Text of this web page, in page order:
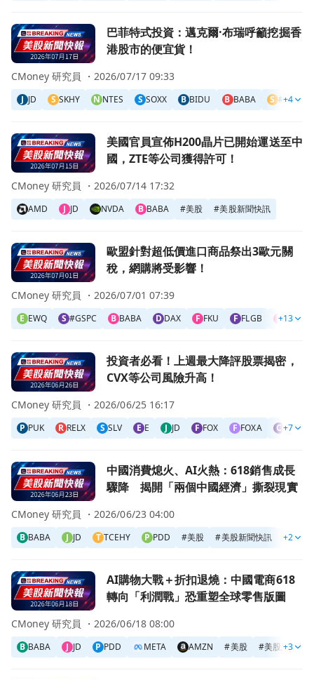
前往巴菲特式投資：邁克爾·布瑞呼籲挖掘香港股市的便宜貨
巴菲特式投資：邁克爾·布瑞呼籲挖掘香
港股市的便宜貨！
J JD S SKHY N NTES S SOXX B BIDU B BABA S #GSPC
+4
CMoney 研究員 ・2026/07/17 09:33
前往美國官員宣佈H200晶片已開始運送至中國，ZTE等公司
美國官員宣佈H200晶片已開始運送至中
國，ZTE等公司獲得許可！
AMD J JD NVDA B BABA #美股 #美股新聞快訊
CMoney 研究員 ・2026/07/14 17:32
前往歐盟針對超低價進口商品祭出3歐元關稅，網購將受影響
歐盟針對超低價進口商品祭出3歐元關
稅，網購將受影響！
E EWQ S #GSPC B BABA D DAX F FKU F FLGB F FLGR
+13
CMoney 研究員 ・2026/07/01 07:39
前往投資者必看！上週最大降評股票揭密，CVX等公司風險
投資者必看！上週最大降評股票揭密，
CVX等公司風險升高！
P PUK R RELX S SLV E E J JD F FOX F FOXA C CVX
+7
CMoney 研究員 ・2026/06/25 16:17
前往中國消費熄火、AI火熱：618銷售成長驟降 揭開「兩個
中國消費熄火、AI火熱：618銷售成長
驟降 揭開「兩個中國經濟」撕裂現實
B BABA J JD T TCEHY P PDD #美股 #美股新聞快訊 #美股
+2
CMoney 研究員 ・2026/06/23 04:00
前往AI購物大戰＋折扣退燒：中國電商618轉向「利潤戰」
AI購物大戰＋折扣退燒：中國電商618
轉向「利潤戰」恐重塑全球零售版圖
B BABA J JD P PDD META AMZN #美股 #美股新聞快訊
+3
CMoney 研究員 ・2026/06/18 08:00